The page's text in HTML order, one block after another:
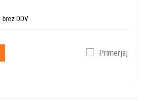
brez DDV
Primerjaj